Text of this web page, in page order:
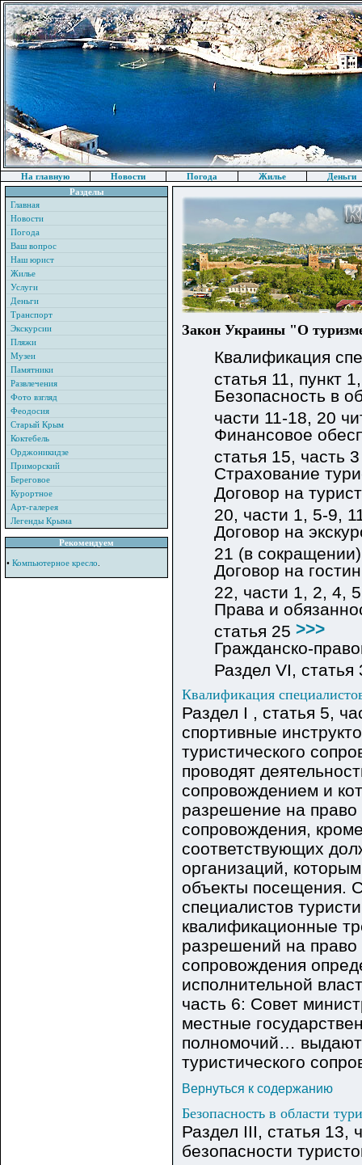
На главную Новости Погода Жилье
Деньги
Разделы
Главная
Новости
Погода
Ваш вопрос
Наш юрист
Жилье
Услуги
Деньги
Транспорт
Экскурсии
Пляжи
Музеи
Памятники
Развлечения
Фото взгляд
Феодосия
Старый Крым
Коктебель
Орджоникидзе
Приморский
Береговое
Курортное
Арт-галерея
Легенды Крыма
Рекомендуем
• Компьютерное кресло
Закон Украины "О
Квалификация
статья 11, пункт
Безопасность в
части 11-18, 20
Финансовое
статья 15, часть
Страхование
Договор на
20, части 1, 5-9,
Договор на
21 (в
Договор на
22, части 1, 2, 4,
Права и
статья 25 >>>
Гражданско-
Раздел VI,
Квалификация
Раздел I , статья 5,
спортивные
туристического
проводят
сопровождением и
разрешение на право
сопровождения,
соответствующих
организаций,
объекты посещения.
специалистов
квалификационные
разрешений на право
сопровождения
исполнительной
часть 6: Совет
местные
полномочий…
туристического
Вернуться к содержанию
Безопасность в области
Раздел III, статья 13,
безопасности